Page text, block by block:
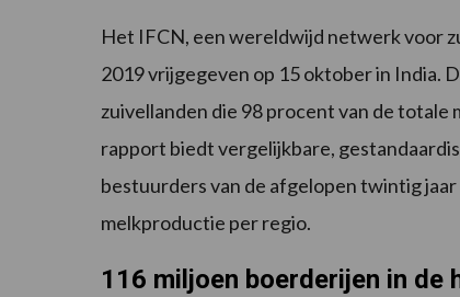
Het IFCN, een wereldwijd netwerk voor
2019 vrijgegeven op 15 oktober in India.
zuivellanden die 98 procent van de
rapport biedt vergelijkbare,
bestuurders van de afgelopen twintig
melkproductie per regio.
116 miljoen boerderijen in de